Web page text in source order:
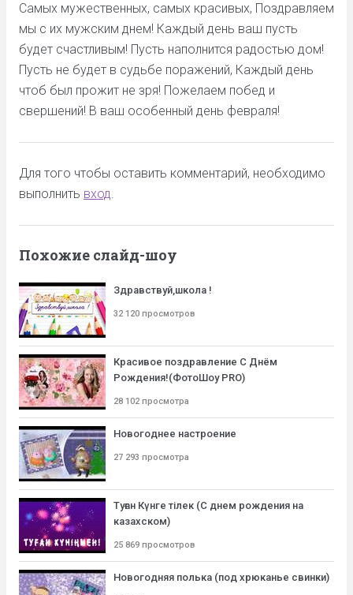
Самых мужественных, самых красивых, Поздравляем
мы с их мужским днем! Каждый день ваш пусть
будет счастливым! Пусть наполнится радостью дом!
Пусть не будет в судьбе поражений, Каждый день
чтоб был прожит не зря! Пожелаем побед и
свершений! В ваш особенный день февраля!
Для того чтобы оставить комментарий, необходимо
выполнить вход.
Похожие слайд-шоу
Здравствуй,школа !
32 120 просмотров
Красивое поздравление С Днём
Рождения!(ФотоШоу PRO)
28 102 просмотра
Новогоднее настроение
27 293 просмотра
Туған Күнге тілек (С днем рождения на
казахском)
25 869 просмотров
Новогодняя полька (под хрюканье свинки)